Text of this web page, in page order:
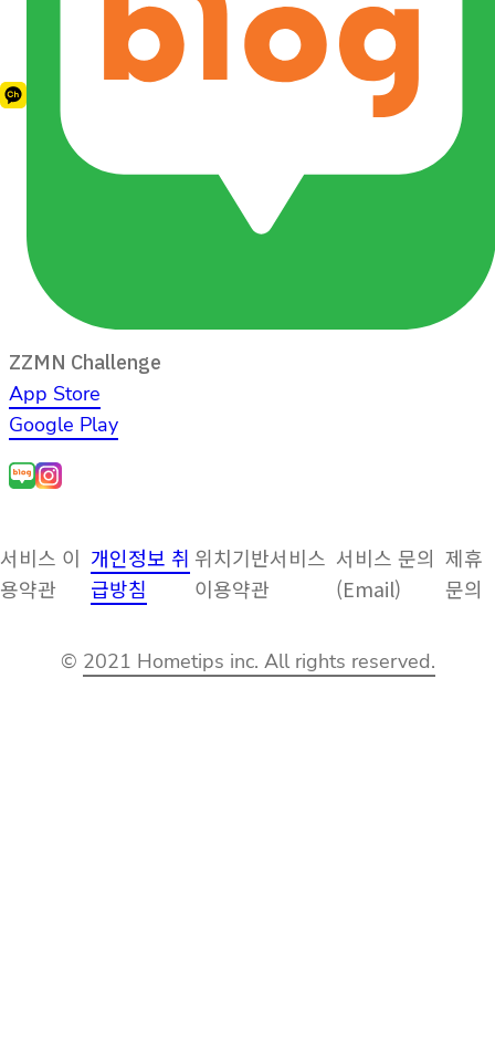
ZZMN Challenge
App Store
Google Play
서비스 이
용약관
개인정보 취
급방침
위치기반서비스
이용약관
서비스 문의
(Email)
제휴
문의
© 2021 Hometips inc. All rights reserved.